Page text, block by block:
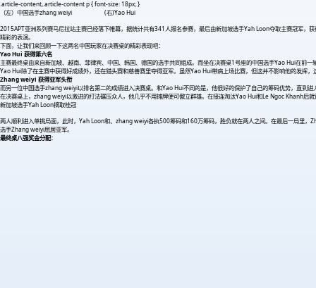
.article-content,.article-content p { font-size: 18px; }
（左）中国选手zhang weiyi (右)Yao Hui
2015APT亚洲系列赛马尼拉站主赛已经落下帷幕，据统计共有341人报名参赛，最后由新加坡选手Yah Loon夺取主赛冠军
精彩的表演。
下面，让我们来回顾一下这两名中国玩家在决赛桌的精彩表现吧：
Yao Hui 获得第六名
主赛最终桌由来自新加坡、越南、菲律宾、中国、韩国、德国的选手共同组成。而坐在决赛桌1号座的中国选手Yao Hui在
Yao Hui除了在主赛中获得好成绩外，还在猎头赛和慈善赛里夺得亚军。虽然Yao Hui带病上场比赛，但这并不影响他的发挥
Zhang weiyi 获得亚军头衔
而另一位中国选手zhang weiyi以排名第二的成绩进入决赛桌。和Yao Hui不同的是，他很好的保护了自己的筹码优势，直到进
在决赛桌上，zhang weiyi以激进的打法碾压众人，他几乎不用摊牌便可傲立群雄。在接连淘汰Yao Hui和Le Ngoc Khanh
新加坡选手Yah Loon摘取桂冠
两人顺利进入单挑局面，此时，Yah Loon和、zhang weiyi各执500筹码和160万筹码，胜负就在两人之间。在最后一局里，
选手Zhang weiyi屈居亚军。
最终桌八强奖金分配：